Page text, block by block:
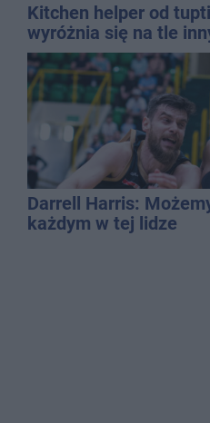
Kitchen helper od
wyróżnia się na tle
Darrell Harris:
każdym w tej lidze